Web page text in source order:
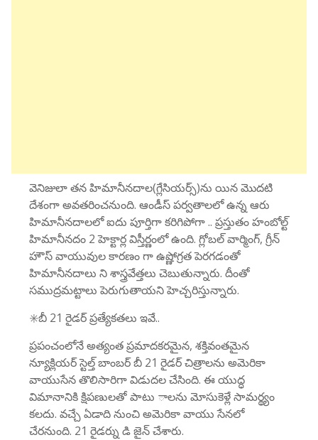
వెనిజులా తన హిమానీనదాల(గ్లేసియర్స్)ను యిన మొదటి
దేశంగా అవతరించనుంది. ఆండీస్ పర్వతాలలో ఉన్న ఆరు
హిమానీనదాలలో ఐదు పూర్తిగా కరిగిపోగా .. ప్రస్తుతం హంబోల్ట్
హిమానీనదం 2 హెక్టార్ల విస్తీర్ణంలో ఉంది. గ్లోబల్ వార్మింగ్, గ్రీన్
హౌస్ వాయువుల కారణం గా ఉష్ణోగ్రత పెరగడంతో
హిమానీనదాలు ని శాస్త్రవేత్తలు చెబుతున్నారు. దీంతో
సముద్రమట్టాలు పెరుగుతాయని హెచ్చరిస్తున్నారు.
✳️బీ 21 రైడర్ ప్రత్యేకతలు ఇవే..
ప్రపంచంలోనే అత్యంత ప్రమాదకరమైన, శక్తివంతమైన
న్యూక్లియర్ స్టెల్త్ బాంబర్ బీ 21 రైడర్ చిత్రాలను అమెరికా
వాయుసేన తొలిసారిగా విడుదల చేసింది. ఈ యుద్ధ
విమానానికి క్షిపణులతో పాటు ాలను మోసుకెళ్లే సామర్థ్యం
కలదు. వచ్చే ఏడాది నుంచి అమెరికా వాయు సేనలో
చేరనుంది. 21 రైడర్ను డి జైన్ చేశారు.